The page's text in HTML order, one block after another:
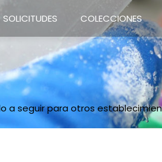
SOLICITUDES COLECCIONES
a seguir para otros